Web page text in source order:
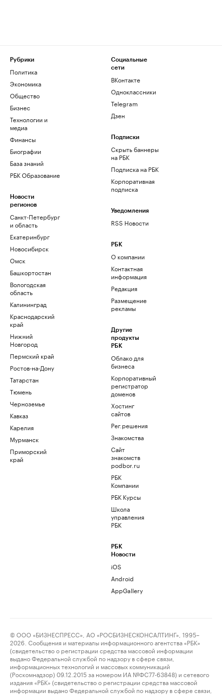
Рубрики
Политика
Экономика
Общество
Бизнес
Технологии и
медиа
Финансы
Биографии
База знаний
РБК Образование
Новости
регионов
Санкт-Петербург
и область
Екатеринбург
Новосибирск
Омск
Башкортостан
Вологодская
область
Калининград
Краснодарский
край
Нижний
Новгород
Пермский край
Ростов-на-Дону
Татарстан
Тюмень
Черноземье
Кавказ
Карелия
Мурманск
Приморский
край
Социальные
сети
ВКонтакте
Одноклассники
Telegram
Дзен
Подписки
Скрыть баннеры
на РБК
Подписка на РБК
Корпоративная
подписка
Уведомления
RSS Новости
РБК
О компании
Контактная
информация
Редакция
Размещение
рекламы
Другие
продукты
РБК
Облако для
бизнеса
Корпоративный
регистратор
доменов
Хостинг
сайтов
Рег.решения
Знакомства
Сайт
знакомств
podbor.ru
РБК
Компании
РБК Курсы
Школа
управления
РБК
РБК
Новости
iOS
Android
AppGallery
© ООО «БИЗНЕСПРЕСС», АО «РОСБИЗНЕСКОНСАЛТИНГ», 1995–
2026. Сообщения и материалы информационного агентства «РБК»
(свидетельство о регистрации средства массовой информации
выдано Федеральной службой по надзору в сфере связи,
информационных технологий и массовых коммуникаций
(Роскомнадзор) 09.12.2015 за номером ИА №ФС77-63848) и сетевого
издания «РБК» (свидетельство о регистрации средства массовой
информации выдано Федеральной службой по надзору в сфере связи,